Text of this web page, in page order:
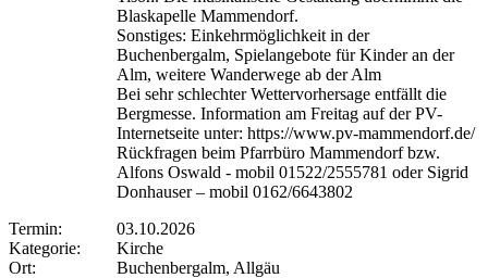
Blaskapelle Mammendorf.
Sonstiges: Einkehrmöglichkeit in der
Buchenbergalm, Spielangebote für Kinder an der
Alm, weitere Wanderwege ab der Alm
Bei sehr schlechter Wettervorhersage entfällt die
Bergmesse. Information am Freitag auf der PV-
Internetseite unter: https://www.pv-mammendorf.de/
Rückfragen beim Pfarrbüro Mammendorf bzw.
Alfons Oswald - mobil 01522/2555781 oder Sigrid
Donhauser – mobil 0162/6643802
Termin:
03.10.2026
Kategorie:
Kirche
Ort:
Buchenbergalm, Allgäu